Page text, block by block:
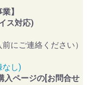
】
ス対応)
にご連絡ください）
なし)
入ページの[お問合せ